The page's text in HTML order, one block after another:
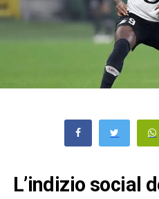
L’indizio social